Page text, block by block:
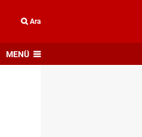
Ara
MENÜ